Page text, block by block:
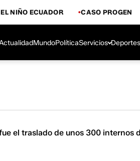
NIÑO ECUADOR CASO PROGEN
MundoPolíticaServicios Deportes
el traslado de unos 300 internos